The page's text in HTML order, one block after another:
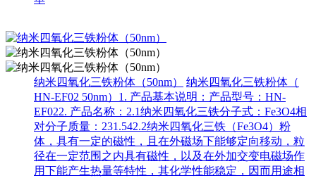
纳米四氧化三铁粉体（50nm）
纳米四氧化三铁粉体（
HN-EF02 50nm）1. 产品基本说明：产品型号：HN-
EF022. 产品名称：2.1纳米四氧化三铁分子式：Fe3O4相
对分子质量：231.542.2纳米四氧化三铁（Fe3O4）粉
体，具有一定的磁性，且在外磁场下能够定向移动，粒
径在一定范围之内具有磁性，以及在外加交变电磁场作
用下能产生热量等特性，其化学性能稳定，因而用途相